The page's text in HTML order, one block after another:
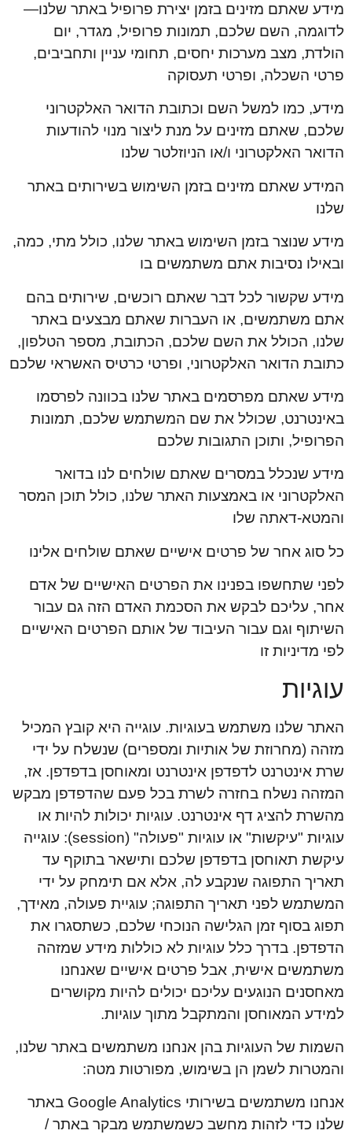
מידע שאתם מזינים בזמן יצירת פרופיל באתר שלנו—
לדוגמה, השם שלכם, תמונות פרופיל, מגדר, יום
הולדת, מצב מערכות יחסים, תחומי עניין ותחביבים,
פרטי השכלה, ופרטי תעסוקה
מידע, כמו למשל השם וכתובת הדואר האלקטרוני
שלכם, שאתם מזינים על מנת ליצור מנוי להודעות
הדואר האלקטרוני ו/או הניוזלטר שלנו
המידע שאתם מזינים בזמן השימוש בשירותים באתר
שלנו
מידע שנוצר בזמן השימוש באתר שלנו, כולל מתי, כמה,
ובאילו נסיבות אתם משתמשים בו
מידע שקשור לכל דבר שאתם רוכשים, שירותים בהם
אתם משתמשים, או העברות שאתם מבצעים באתר
שלנו, הכולל את השם שלכם, הכתובת, מספר הטלפון,
כתובת הדואר האלקטרוני, ופרטי כרטיס האשראי שלכם
מידע שאתם מפרסמים באתר שלנו בכוונה לפרסמו
באינטרנט, שכולל את שם המשתמש שלכם, תמונות
הפרופיל, ותוכן התגובות שלכם
מידע שנכלל במסרים שאתם שולחים לנו בדואר
האלקטרוני או באמצעות האתר שלנו, כולל תוכן המסר
והמטא-דאתה שלו
כל סוג אחר של פרטים אישיים שאתם שולחים אלינו
לפני שתחשפו בפנינו את הפרטים האישיים של אדם
אחר, עליכם לבקש את הסכמת האדם הזה גם עבור
השיתוף וגם עבור העיבוד של אותם הפרטים האישיים
לפי מדיניות זו
עוגיות
האתר שלנו משתמש בעוגיות. עוגייה היא קובץ המכיל
מזהה (מחרוזת של אותיות ומספרים) שנשלח על ידי
שרת אינטרנט לדפדפן אינטרנט ומאוחסן בדפדפן. אז,
המזהה נשלח בחזרה לשרת בכל פעם שהדפדפן מבקש
מהשרת להציג דף אינטרנט. עוגיות יכולות להיות או
עוגיות "עיקשות" או עוגיות "פעולה" (session): עוגייה
עיקשת תאוחסן בדפדפן שלכם ותישאר בתוקף עד
תאריך התפוגה שנקבע לה, אלא אם תימחק על ידי
המשתמש לפני תאריך התפוגה; עוגיית פעולה, מאידך,
תפוג בסוף זמן הגלישה הנוכחי שלכם, כשתסגרו את
הדפדפן. בדרך כלל עוגיות לא כוללות מידע שמזהה
משתמשים אישית, אבל פרטים אישיים שאנחנו
מאחסנים הנוגעים עליכם יכולים להיות מקושרים
למידע המאוחסן והמתקבל מתוך עוגיות.
השמות של העוגיות בהן אנחנו משתמשים באתר שלנו,
והמטרות לשמן הן בשימוש, מפורטות מטה:
אנחנו משתמשים בשירותי Google Analytics באתר
שלנו כדי לזהות מחשב כשמשתמש מבקר באתר /